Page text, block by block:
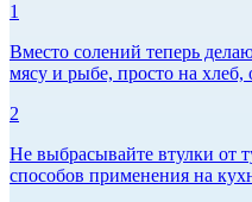
1
Вместо солений теперь
мясу и рыбе, просто на хлеб,
2
Не выбрасывайте втулки от
способов применения на